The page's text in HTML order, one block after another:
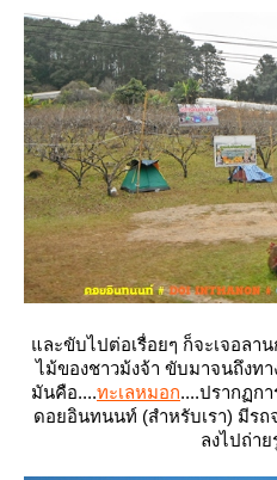
ละขับไปต่อเรื่อยๆ ก็จะเจอลา
ไม้ของชาวม้งจ้า ขับมาจนถึงทา
มันคือ....ทะเลหมอก....ปรากฏก
ดอยอินทนนท์ (สำหรับเรา) มีรถ
ลงไปถ่า